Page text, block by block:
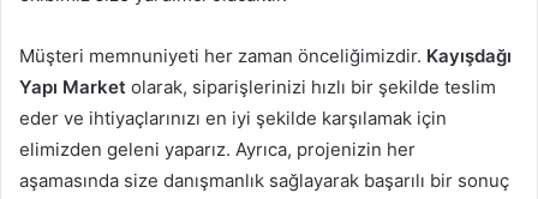
Müşteri memnuniyeti her zaman önceliğimizdir. Kayışdağı
Yapı Market olarak, siparişlerinizi hızlı bir şekilde teslim
eder ve ihtiyaçlarınızı en iyi şekilde karşılamak için
elimizden geleni yaparız. Ayrıca, projenizin her
aşamasında size danışmanlık sağlayarak başarılı bir sonuç